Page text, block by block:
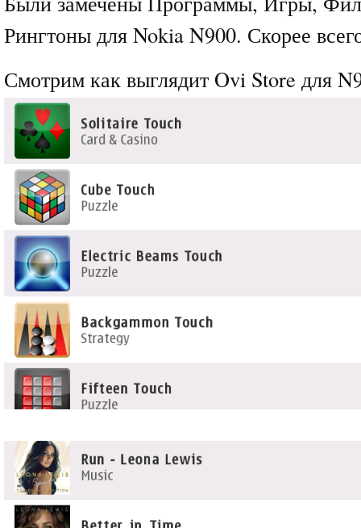
Рингтоны для Nokia N900. Скорее
Смотрим как выглядит Ovi Store для